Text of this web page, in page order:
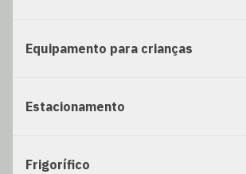
Equipamento para crianças
Estacionamento
Frigorífico